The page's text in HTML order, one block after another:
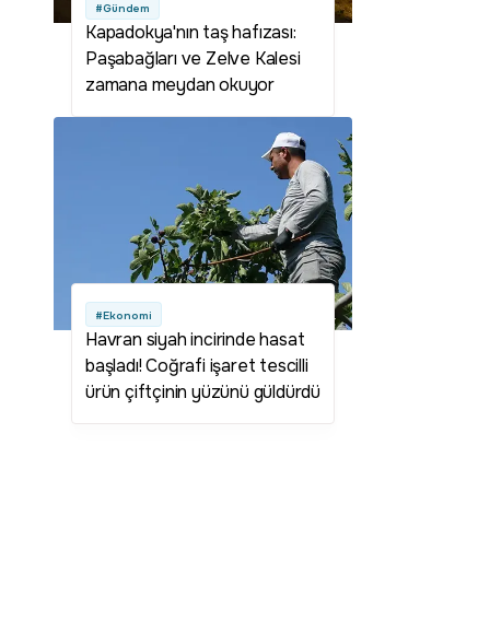
#Gündem
Kapadokya'nın taş hafızası:
Paşabağları ve Zelve Kalesi
zamana meydan okuyor
#Ekonomi
Havran siyah incirinde hasat
başladı! Coğrafi işaret tescilli
ürün çiftçinin yüzünü güldürdü